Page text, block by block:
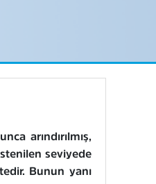
arındırılmış,
seviyede
Bunun yanı